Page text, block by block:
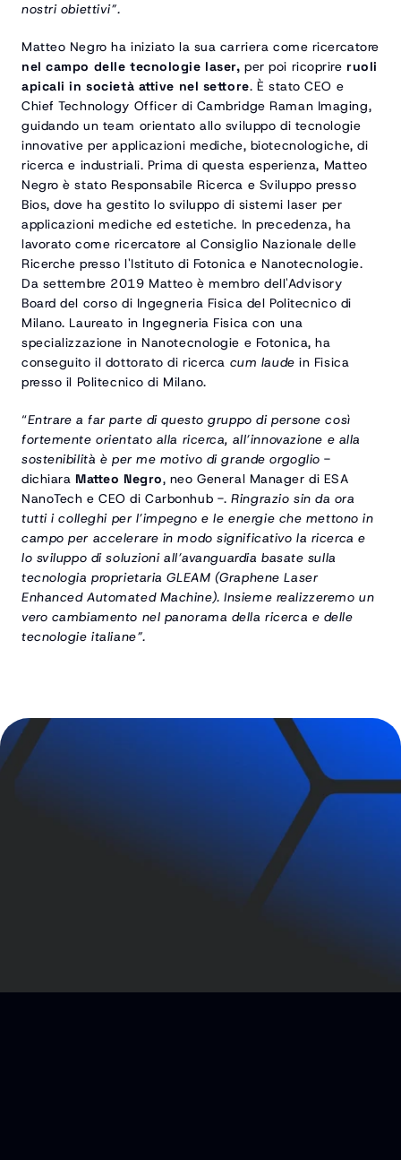
nostri obiettivi”.
nel campo delle tecnologie laser, per poi ricoprire ruoli
apicali in società attive nel settore. È stato CEO e
Chief Technology Officer di Cambridge Raman Imaging,
guidando un team orientato allo sviluppo di tecnologie
innovative per applicazioni mediche, biotecnologiche, di
ricerca e industriali. Prima di questa esperienza, Matteo
Negro è stato Responsabile Ricerca e Sviluppo presso
Bios, dove ha gestito lo sviluppo di sistemi laser per
applicazioni mediche ed estetiche. In precedenza, ha
lavorato come ricercatore al Consiglio Nazionale delle
Ricerche presso l'Istituto di Fotonica e Nanotecnologie.
Da settembre 2019 Matteo è membro dell'Advisory
Board del corso di Ingegneria Fisica del Politecnico di
Milano. Laureato in Ingegneria Fisica con una
specializzazione in Nanotecnologie e Fotonica, ha
conseguito il dottorato di ricerca cum laude in Fisica
presso il Politecnico di Milano.
“Entrare a far parte di questo gruppo di persone così
fortemente orientato alla ricerca, all’innovazione e alla
sostenibilità è per me motivo di grande orgoglio -
dichiara Matteo Negro, neo General Manager di ESA
NanoTech e CEO di Carbonhub -. Ringrazio sin da ora
tutti i colleghi per l’impegno e le energie che mettono in
campo per accelerare in modo significativo la ricerca e
lo sviluppo di soluzioni all’avanguardia basate sulla
tecnologia proprietaria GLEAM (Graphene Laser
Enhanced Automated Machine). Insieme realizzeremo un
vero cambiamento nel panorama della ricerca e delle
tecnologie italiane”.